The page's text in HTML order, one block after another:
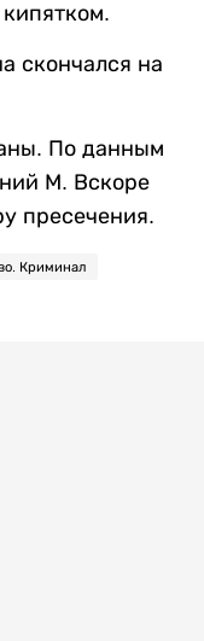
скончался на
По данным
М. Вскоре
пресечения.
Криминал